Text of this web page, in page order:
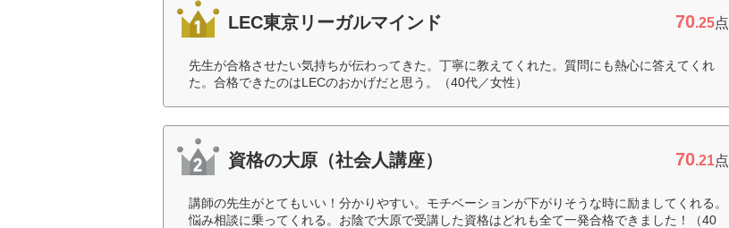
LEC東京リーガルマインド 70.25点
先生が合格させたい気持ちが伝わってきた。丁寧に教えてくれた。質問にも熱心に答えてくれ
た。合格できたのはLECのおかげだと思う。（40代／女性）
資格の大原（社会人講座） 70.21点
講師の先生がとてもいい！分かりやすい。モチベーションが下がりそうな時に励ましてくれる。
悩み相談に乗ってくれる。お陰で大原で受講した資格はどれも全て一発合格できました！（40